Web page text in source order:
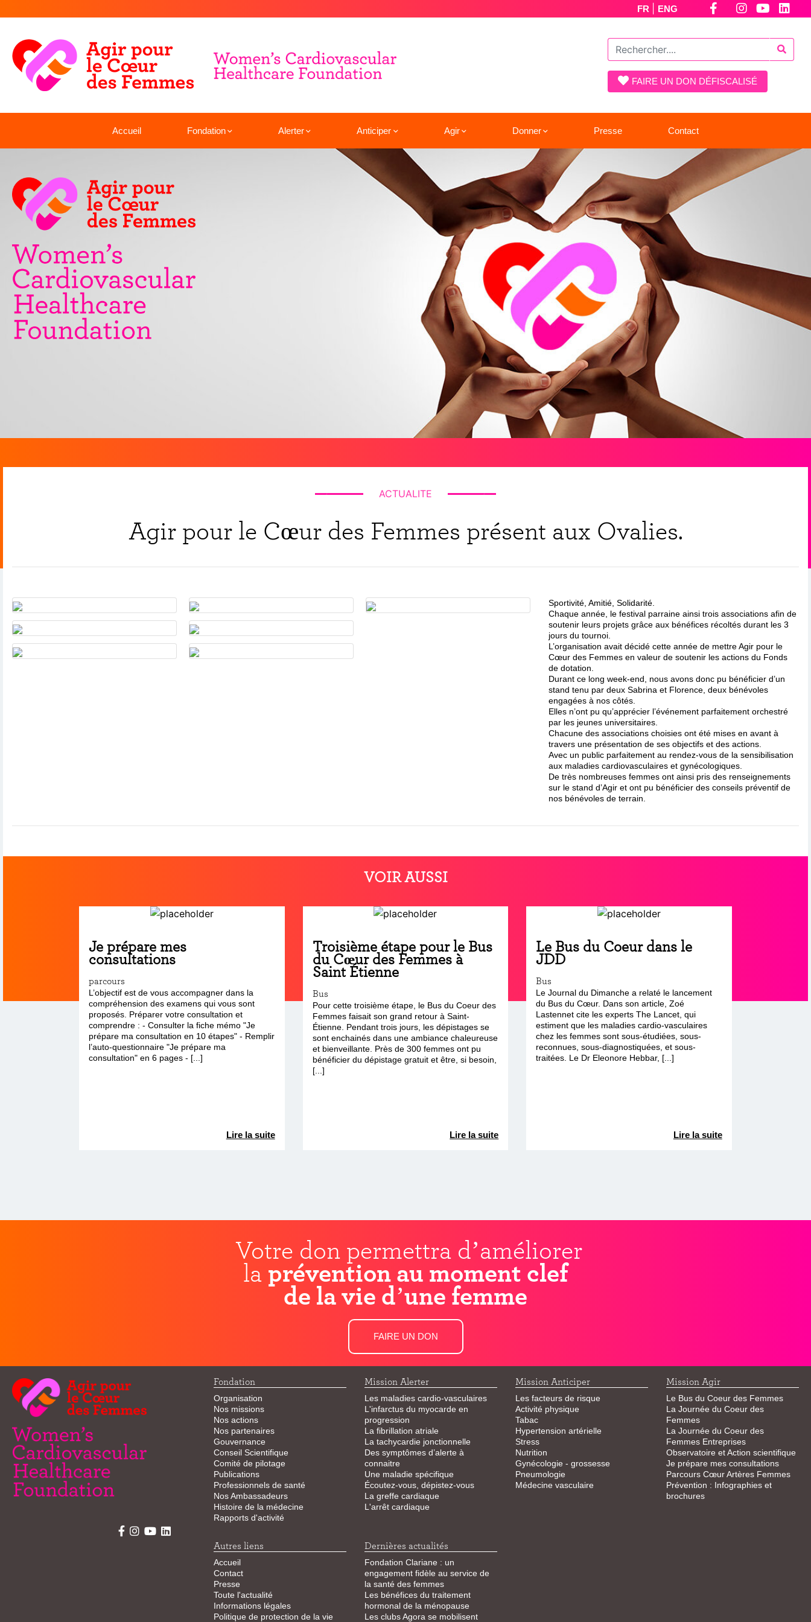
FR ENG
FAIRE UN DON DÉFISCALISÉ
Accueil Fondation Alerter Anticiper Agir Donner Presse Contact
ACTUALITE
Agir pour le Cœur des Femmes présent aux Ovalies.
Sportivité, Amitié, Solidarité.
Chaque année, le festival parraine ainsi trois associations afin de
soutenir leurs projets grâce aux bénéfices récoltés durant les 3
jours du tournoi.
L’organisation avait décidé cette année de mettre Agir pour le
Cœur des Femmes en valeur de soutenir les actions du Fonds
de dotation.
Durant ce long week-end, nous avons donc pu bénéficier d’un
stand tenu par deux Sabrina et Florence, deux bénévoles
engagées à nos côtés.
Elles n’ont pu qu’apprécier l’événement parfaitement orchestré
par les jeunes universitaires.
Chacune des associations choisies ont été mises en avant à
travers une présentation de ses objectifs et des actions.
Avec un public parfaitement au rendez-vous de la sensibilisation
aux maladies cardiovasculaires et gynécologiques.
De très nombreuses femmes ont ainsi pris des renseignements
sur le stand d’Agir et ont pu bénéficier des conseils préventif de
nos bénévoles de terrain.
VOIR AUSSI
Je prépare mes
consultations
parcours
L’objectif est de vous accompagner dans la
compréhension des examens qui vous sont
proposés. Préparer votre consultation et
comprendre : - Consulter la fiche mémo "Je
prépare ma consultation en 10 étapes" - Remplir
l’auto-questionnaire "Je prépare ma
consultation" en 6 pages - [...]
Lire la suite
Troisième étape pour le Bus
du Cœur des Femmes à
Saint Étienne
Bus
Pour cette troisième étape, le Bus du Coeur des
Femmes faisait son grand retour à Saint-
Étienne. Pendant trois jours, les dépistages se
sont enchainés dans une ambiance chaleureuse
et bienveillante. Près de 300 femmes ont pu
bénéficier du dépistage gratuit et être, si besoin,
[...]
Lire la suite
Le Bus du Coeur dans le
JDD
Bus
Le Journal du Dimanche a relaté le lancement
du Bus du Cœur. Dans son article, Zoé
Lastennet cite les experts The Lancet, qui
estiment que les maladies cardio-vasculaires
chez les femmes sont sous-étudiées, sous-
reconnues, sous-diagnostiquées, et sous-
traitées. Le Dr Eleonore Hebbar, [...]
Lire la suite
Votre don permettra d’améliorer
la prévention au moment clef
de la vie d’une femme
FAIRE UN DON
Fondation
Organisation
Nos missions
Nos actions
Nos partenaires
Gouvernance
Conseil Scientifique
Comité de pilotage
Publications
Professionnels de santé
Nos Ambassadeurs
Histoire de la médecine
Rapports d'activité
Mission Alerter
Les maladies cardio-vasculaires
L'infarctus du myocarde en
progression
La fibrillation atriale
La tachycardie jonctionnelle
Des symptômes d’alerte à
connaitre
Une maladie spécifique
Écoutez-vous, dépistez-vous
La greffe cardiaque
L'arrêt cardiaque
Mission Anticiper
Les facteurs de risque
Activité physique
Tabac
Hypertension artérielle
Stress
Nutrition
Gynécologie - grossesse
Pneumologie
Médecine vasculaire
Mission Agir
Le Bus du Coeur des Femmes
La Journée du Coeur des
Femmes
La Journée du Coeur des
Femmes Entreprises
Observatoire et Action scientifique
Je prépare mes consultations
Parcours Cœur Artères Femmes
Prévention : Infographies et
brochures
Autres liens
Accueil
Contact
Presse
Toute l'actualité
Informations légales
Politique de protection de la vie
Dernières actualités
Fondation Clariane : un
engagement fidèle au service de
la santé des femmes
Les bénéfices du traitement
hormonal de la ménopause
Les clubs Agora se mobilisent